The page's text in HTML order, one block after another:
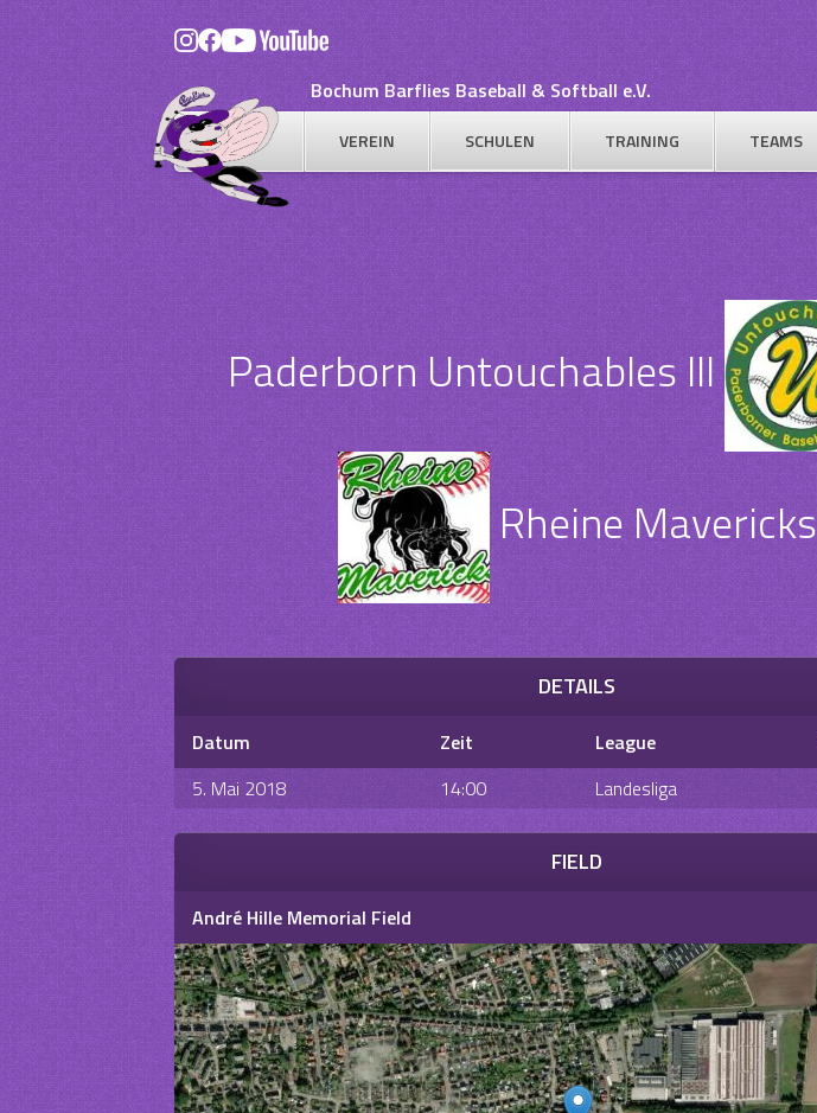
Skip
content
Bochum Barflies Baseball & Softball e.V.
VEREIN SCHULEN TRAINING TEAMS
Paderborn Untouchables III
Rheine Mavericks
DETAILS
Datum Zeit League
5. Mai 2018
14:00 Landesliga
FIELD
André Hille Memorial Field